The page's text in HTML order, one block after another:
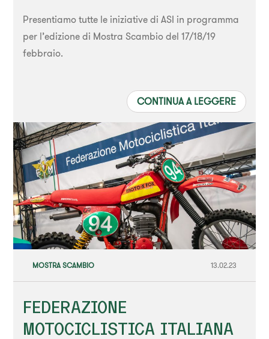
Presentiamo tutte le iniziative di ASI in programma
per l’edizione di Mostra Scambio del 17/18/19
febbraio.
CONTINUA A LEGGERE
MOSTRA SCAMBIO 13.02.23
FEDERAZIONE
MOTOCICLISTICA ITALIANA